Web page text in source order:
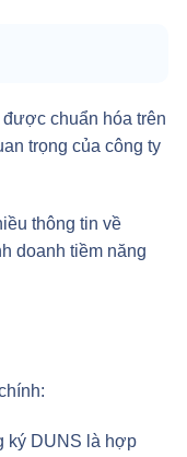
chuẩn hóa trên
trọng của công ty
thông tin về
doanh tiềm năng
ký DUNS là hợp